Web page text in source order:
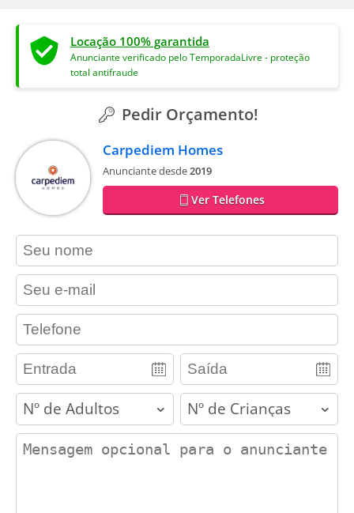
Locação 100% garantida
Anunciante verificado pelo TemporadaLivre - proteção
total antifraude
Pedir Orçamento!
Carpediem Homes
Anunciante desde2019
Ver Telefones
contact_name
contact_email
contact_phone
adults children
contact_message